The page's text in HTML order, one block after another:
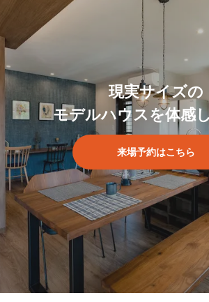
現実サイズの
モデルハウスを体感
来場予約はこちら